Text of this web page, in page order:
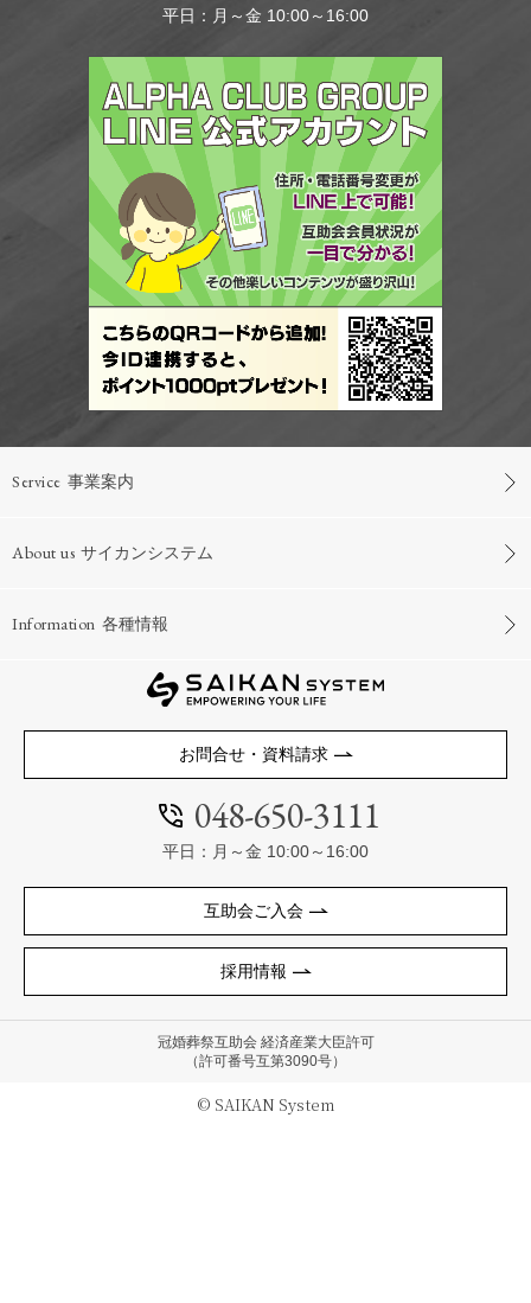
平日：月～金 10:00～16:00
Service 事業案内
About us サイカンシステム
Information 各種情報
お問合せ・資料請求
048-650-3111
平日：月～金 10:00～16:00
互助会ご入会
採用情報
冠婚葬祭互助会 経済産業大臣許可
（許可番号互第3090号）
© SAIKAN System